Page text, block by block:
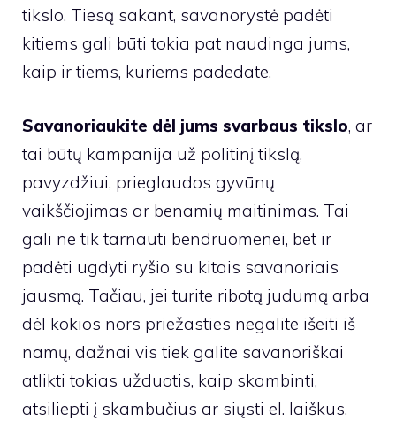
tikslo. Tiesą sakant, savanorystė padėti
kitiems gali būti tokia pat naudinga jums,
kaip ir tiems, kuriems padedate.
Savanoriaukite dėl jums svarbaus tikslo, ar
tai būtų kampanija už politinį tikslą,
pavyzdžiui, prieglaudos gyvūnų
vaikščiojimas ar benamių maitinimas. Tai
gali ne tik tarnauti bendruomenei, bet ir
padėti ugdyti ryšio su kitais savanoriais
jausmą. Tačiau, jei turite ribotą judumą arba
dėl kokios nors priežasties negalite išeiti iš
namų, dažnai vis tiek galite savanoriškai
atlikti tokias užduotis, kaip skambinti,
atsiliepti į skambučius ar siųsti el. laiškus.